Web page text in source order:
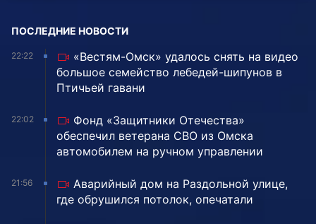
ПОСЛЕДНИЕ НОВОСТИ
22:22
«Вестям-Омск» удалось снять на видео
большое семейство лебедей-шипунов в
Птичьей гавани
22:02
Фонд «Защитники Отечества»
обеспечил ветерана СВО из Омска
автомобилем на ручном управлении
21:56
Аварийный дом на Раздольной улице,
где обрушился потолок, опечатали